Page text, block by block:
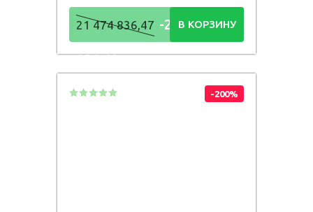
21 474 836,47 -21 474
836,48Р
В КОРЗИНУ
-200%